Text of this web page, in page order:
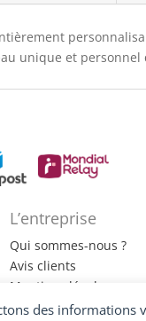
des informations
unique et
L’entreprise
Qui sommes-nous ?
Avis clients
Mentions légales
Politiques de